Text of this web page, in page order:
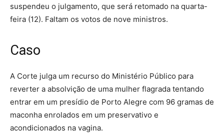
suspendeu o julgamento, que será retomado na quarta-
feira (12). Faltam os votos de nove ministros.
Caso
A Corte julga um recurso do Ministério Público para
reverter a absolvição de uma mulher flagrada tentando
entrar em um presídio de Porto Alegre com 96 gramas de
maconha enrolados em um preservativo e
acondicionados na vagina.